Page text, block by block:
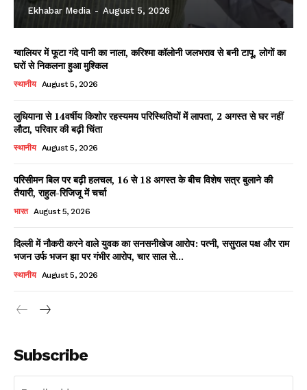
Ekhabar Media - August 5, 2026
ग्वालियर में फूटा गंदे पानी का नाला, करिश्मा कॉलोनी जलभराव से बनी टापू, लोगों का
घरों से निकलना हुआ मुश्किल
स्थानीय August 5, 2026
लुधियाना से 14वर्षीय किशोर रहस्यमय परिस्थितियों में लापता, 2 अगस्त से घर नहीं
लौटा, परिवार की बढ़ी चिंता
स्थानीय August 5, 2026
परिसीमन बिल पर बढ़ी हलचल, 16 से 18 अगस्त के बीच विशेष सत्र बुलाने की
तैयारी, राहुल-रिजिजू में चर्चा
भारत August 5, 2026
दिल्ली में नौकरी करने वाले युवक का सनसनीखेज आरोप: पत्नी, ससुराल पक्ष और राम
भजन उर्फ भजन झा पर गंभीर आरोप, चार साल से...
स्थानीय August 5, 2026
Subscribe